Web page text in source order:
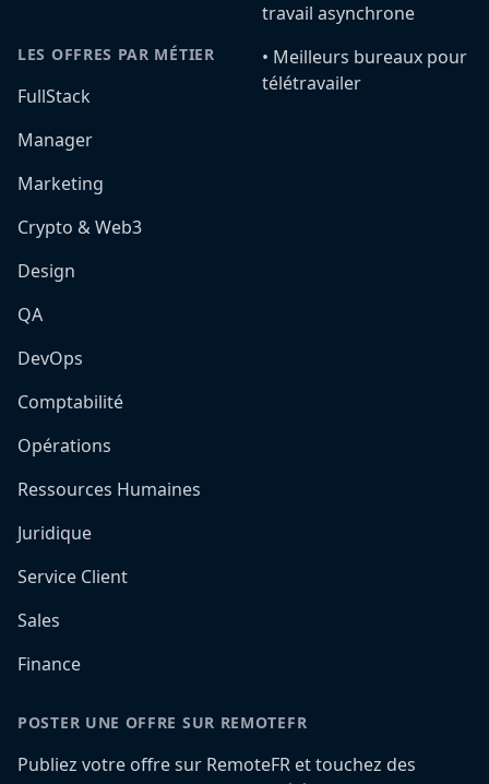
LES OFFRES PAR MÉTIER
FullStack
Manager
Marketing
Crypto & Web3
Design
QA
DevOps
Comptabilité
Opérations
Ressources Humaines
Juridique
Service Client
Sales
Finance
travail asynchrone
•️ Meilleurs bureaux pour
télétravailer
POSTER UNE OFFRE SUR REMOTEFR
Publiez votre offre sur RemoteFR et touchez des